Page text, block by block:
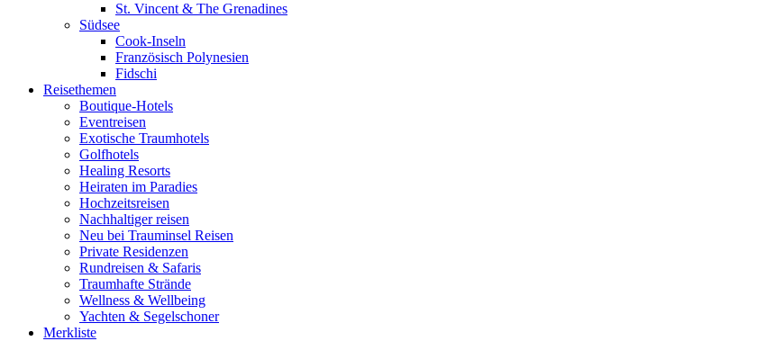
St. Vincent & The Grenadines
Südsee
Cook-Inseln
Französisch Polynesien
Fidschi
Reisethemen
Boutique-Hotels
Eventreisen
Exotische Traumhotels
Golfhotels
Healing Resorts
Heiraten im Paradies
Hochzeitsreisen
Nachhaltiger reisen
Neu bei Trauminsel Reisen
Private Residenzen
Rundreisen & Safaris
Traumhafte Strände
Wellness & Wellbeing
Yachten & Segelschoner
Merkliste